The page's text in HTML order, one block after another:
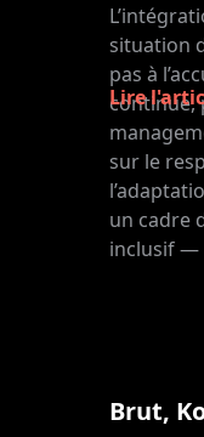
situation
pas à
continue,
sur le
un cadre
inclusif —
Lire